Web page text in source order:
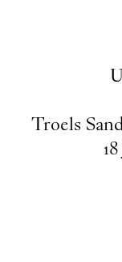
Troels
18